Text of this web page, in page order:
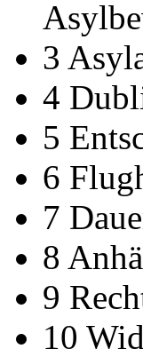
3
4
5
6
7
8
9
10